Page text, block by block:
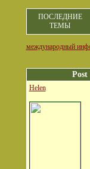
ПОСЛЕДНИЕ
ТЕМЫ
международный
Helen